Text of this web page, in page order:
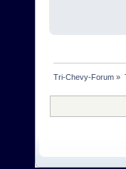
Tri-Chevy-Forum »